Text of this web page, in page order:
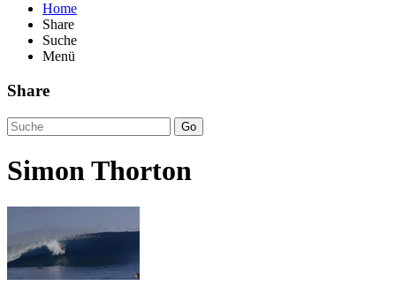
Home
Share
Suche
Menü
Share
Go
Simon Thorton